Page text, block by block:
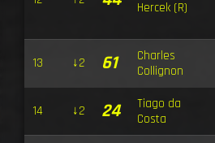
Hercek (R)
13 ↓2 61
Charles
Collignon
14 ↓2 24
Tiago da
Costa